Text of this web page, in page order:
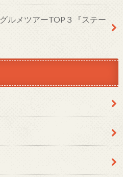
ルメツアーTOP３『ステー